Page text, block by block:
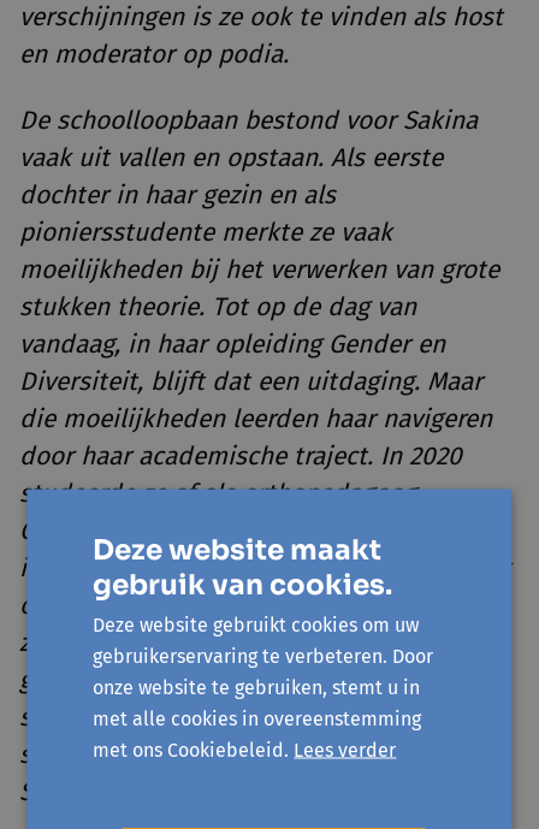
verschijningen is ze ook te vinden als host
en moderator op podia.
De schoolloopbaan bestond voor Sakina
vaak uit vallen en opstaan. Als eerste
dochter in haar gezin en als
pioniersstudente merkte ze vaak
moeilijkheden bij het verwerken van grote
stukken theorie. Tot op de dag van
vandaag, in haar opleiding Gender en
Diversiteit, blijft dat een uitdaging. Maar
die moeilijkheden leerden haar navigeren
door haar academische traject. In 2020
studeerde ze af als orthopedagoog.
Gedurende die opleiding had ze zich
ingezet voor andere pionierstudenten door
onder andere de organisatie van
zomerscholen. De zomerscholen werden
getrokken vanuit de A-raad, een
studentencollectief voor, door en met
studenten met migratieachtergrond, waar
Sakina co-voorzitter van was.
Deze website maakt
gebruik van cookies.
Deze website gebruikt cookies om uw
gebruikerservaring te verbeteren. Door
onze website te gebruiken, stemt u in
met alle cookies in overeenstemming
met ons Cookiebeleid. Lees verder